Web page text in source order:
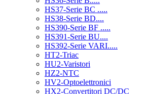
HS37-Serie BC .....
HS38-Serie BD....
HS390-Serie BF .....
HS391-Serie BU....
HS392-Serie VARI.....
HT2-Triac
HU2-Varistori
HZ2-NTC
HV2-Optoelettronici
HX2-Convertitori DC/DC